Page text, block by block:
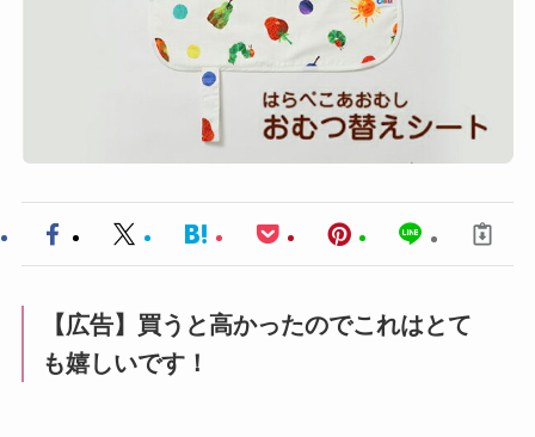
【広告】買うと高かったのでこれはとて
も嬉しいです！